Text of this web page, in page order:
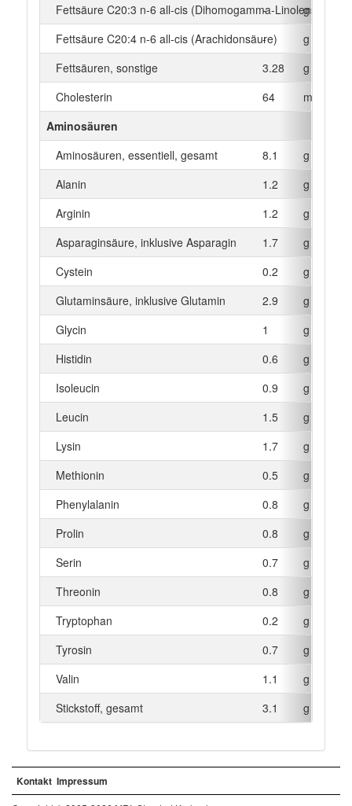
Fettsäure C20:3 n-6 all-cis (Dihomogamma-Linolensäure)
-
g
Fettsäure C20:4 n-6 all-cis (Arachidonsäure)
-
g
Fettsäuren, sonstige
3.28
g
Cholesterin
64
mg
Aminosäuren
Aminosäuren, essentiell, gesamt
8.1
g
Alanin
1.2
g
Arginin
1.2
g
Asparaginsäure, inklusive Asparagin
1.7
g
Cystein
0.2
g
Glutaminsäure, inklusive Glutamin
2.9
g
Glycin
1
g
Histidin
0.6
g
Isoleucin
0.9
g
Leucin
1.5
g
Lysin
1.7
g
Methionin
0.5
g
Phenylalanin
0.8
g
Prolin
0.8
g
Serin
0.7
g
Threonin
0.8
g
Tryptophan
0.2
g
Tyrosin
0.7
g
Valin
1.1
g
Stickstoff, gesamt
3.1 g
Kontakt Impressum